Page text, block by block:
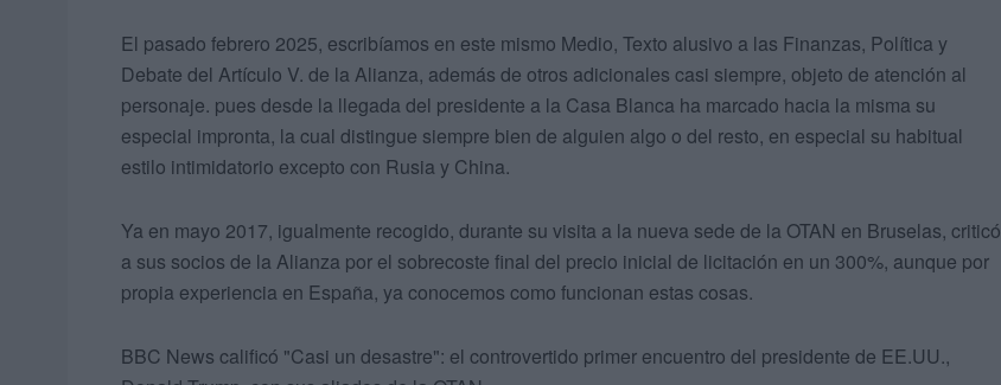
El pasado febrero 2025, escribíamos en este mismo Medio, Texto alusivo a las Finanzas, Política y
Debate del Artículo V. de la Alianza, además de otros adicionales casi siempre, objeto de atención al
personaje. pues desde la llegada del presidente a la Casa Blanca ha marcado hacia la misma su
especial impronta, la cual distingue siempre bien de alguien algo o del resto, en especial su habitual
estilo intimidatorio excepto con Rusia y China.
Ya en mayo 2017, igualmente recogido, durante su visita a la nueva sede de la OTAN en Bruselas, criticó
a sus socios de la Alianza por el sobrecoste final del precio inicial de licitación en un 300%, aunque por
propia experiencia en España, ya conocemos como funcionan estas cosas.
BBC News calificó "Casi un desastre": el controvertido primer encuentro del presidente de EE.UU.,